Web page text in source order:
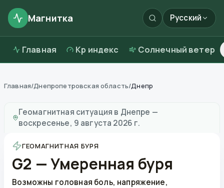
Магнитка Русский
Главная Kp индекс Солнечный ветер
Главная/Днепропетровская область/Днепр
Геомагнитная ситуация в Днепре —
воскресенье, 9 августа 2026 г.
ГЕОМАГНИТНАЯ БУРЯ
G2 — Умеренная буря
Возможны головная боль, напряжение,